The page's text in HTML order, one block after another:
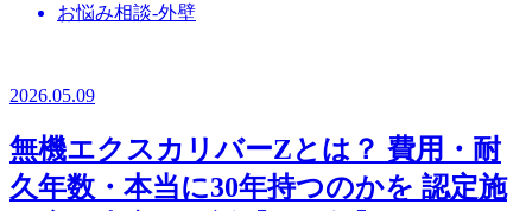
お悩み相談-外壁
2026.05.09
無機エクスカリバーZとは？ 費用・耐
久年数・本当に30年持つのかを 認定施